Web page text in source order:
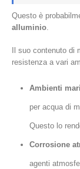
Questo è
alluminio
Il suo contenuto di
resistenza a vari
Ambienti
per acqua di
Questo lo
Corrosione
agenti